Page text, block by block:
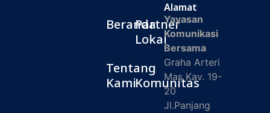
Beranda
Tentang
Kami
Partner
Lokal
Komunitas
Alamat
Yayasan
Komunikasi
Bersama
Graha Arteri
Mas Kav. 19-
20
Jl.Panjang